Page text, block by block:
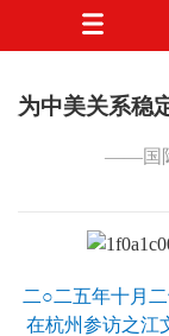
为中美关系稳
——国
二○二五年十月
在杭州参访之江